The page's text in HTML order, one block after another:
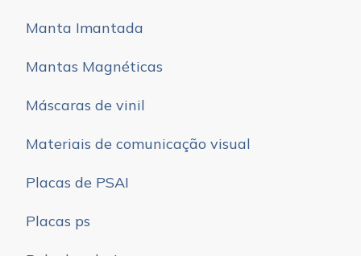
Manta Imantada
Mantas Magnéticas
Máscaras de vinil
Materiais de comunicação visual
Placas de PSAI
Placas ps